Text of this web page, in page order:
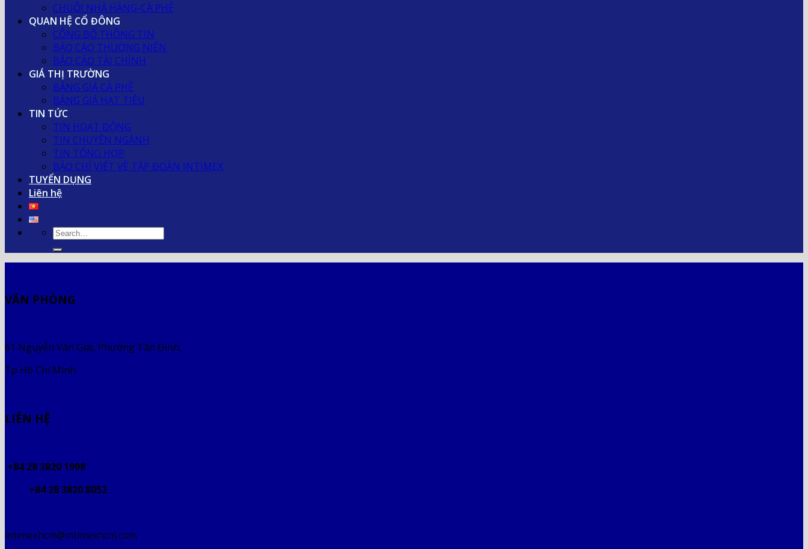
CHUỖI NHÀ HÀNG-CÀ PHÊ
QUAN HỆ CỔ ĐÔNG
CÔNG BỐ THÔNG TIN
BÁO CÁO THƯỜNG NIÊN
BÁO CÁO TÀI CHÍNH
GIÁ THỊ TRƯỜNG
BẢNG GIÁ CÀ PHÊ
BẢNG GIÁ HẠT TIÊU
TIN TỨC
TIN HOẠT ĐỘNG
TIN CHUYÊN NGÀNH
TIN TỔNG HỢP
BÁO CHÍ VIẾT VỀ TẬP ĐOÀN INTIMEX
TUYỂN DỤNG
Liên hệ
VĂN PHÒNG
61 Nguyễn Văn Giai, Phường Tân Định,
Tp Hồ Chí Minh
LIÊN HỆ
+84 28 3820 1998
+84 28 3820 8052
intimexhcm@intimexhcm.com